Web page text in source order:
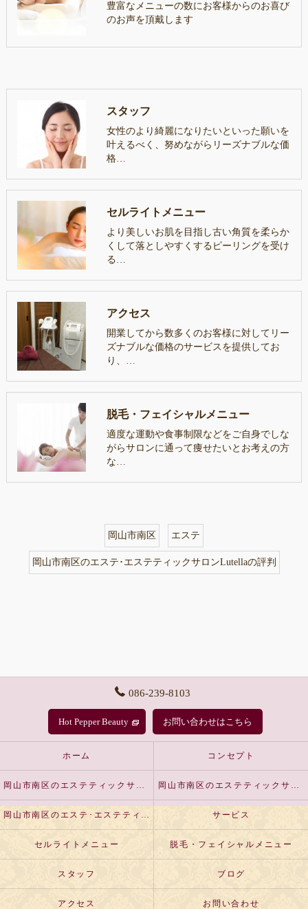
豊富なメニューの数にお客様からのお喜び
のお声を頂戴します
スタッフ
女性のより綺麗になりたいといった願いを
叶えるべく、努めながらリーズナブルな価
格…
セルライトメニュー
より美しいお肌を目指し古い角質を柔らか
くして落としやすくするピーリングを受け
る…
アクセス
開業してから数多くのお客様に対してリー
ズナブルな価格のサービスを提供してお
り、…
脱毛・フェイシャルメニュー
適度な運動や食事制限などをご自身でしな
がらサロンに通って痩せたいとお考えの方
な…
岡山市南区 エステ
岡山市南区のエステ･エステティックサロンLutellaの評判
086-239-8103
Hot Pepper Beauty お問い合わせはこちら
ホーム コンセプト
岡山市南区のエステティックサロンLutellaの口コミ情報 岡山市南区のエステティックサロンLutellaの評判
岡山市南区のエステ･エステティックサロンLutellaのお客様の声 サービス
セルライトメニュー 脱毛・フェイシャルメニュー
スタッフ ブログ
アクセス お問い合わせ